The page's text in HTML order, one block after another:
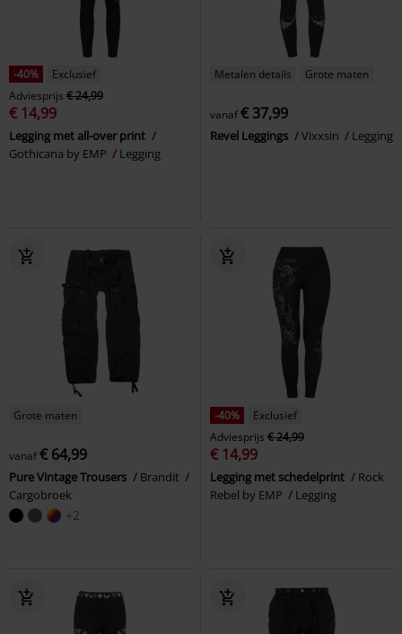
-40%
Exclusief
Adviesprijs € 24,99
€ 14,99
Legging met all-over print
Gothicana by EMP
Legging
Metalen details Grote maten
vanaf€ 37,99
Revel Leggings Vixxsin Legging
Grote maten
vanaf€ 64,99
Pure Vintage Trousers
Brandit
Cargobroek
+2
-40%
Exclusief
Adviesprijs € 24,99
€ 14,99
Legging met schedelprint
Rock
Rebel by EMP
Legging